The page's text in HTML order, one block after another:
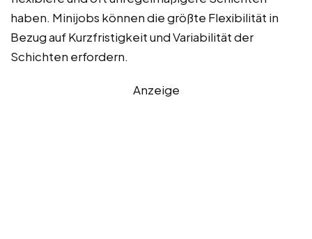
haben. Minijobs können die größte Flexibilität in
Bezug auf Kurzfristigkeit und Variabilität der
Schichten erfordern.
Anzeige